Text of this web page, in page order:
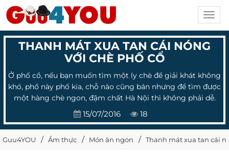
THANH MÁT XUA TAN CÁI NÓNG
VỚI CHÈ PHỐ CỔ
Ở phố cổ, nếu bạn muốn tìm một ly chè để giải khát không
khó, phố này phố kia, chỗ nào cũng bán nhưng để tìm được
một hàng chè ngon, đậm chất Hà Nội thì không phải dễ.
15/07/2016 18
Guu4YOU Ẩm thực Món ăn ngon Thanh mát xua tan cái